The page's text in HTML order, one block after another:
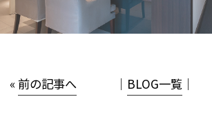
«前の記事へ │ BLOG一覧 │